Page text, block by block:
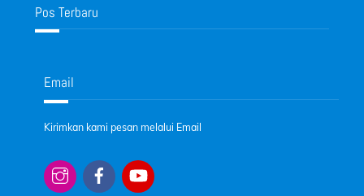
Pos Terbaru
Email
Kirimkan kami pesan melalui Email